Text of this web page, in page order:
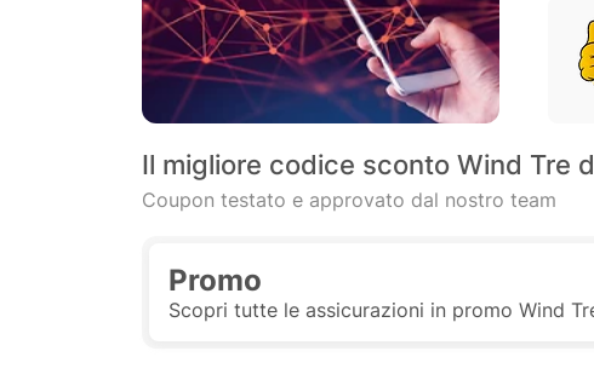
Il migliore codice sconto Wind Tre
Coupon testato e approvato dal nostro team
Promo
Scopri tutte le assicurazioni in promo Wind